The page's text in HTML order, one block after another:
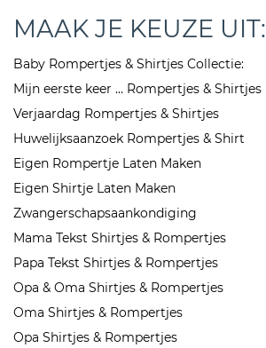
MAAK JE KEUZE UIT:
Baby Rompertjes & Shirtjes Collectie:
Mijn eerste keer ... Rompertjes & Shirtjes
Verjaardag Rompertjes & Shirtjes
Huwelijksaanzoek Rompertjes & Shirt
Eigen Rompertje Laten Maken
Eigen Shirtje Laten Maken
Zwangerschapsaankondiging
Mama Tekst Shirtjes & Rompertjes
Papa Tekst Shirtjes & Rompertjes
Opa & Oma Shirtjes & Rompertjes
Oma Shirtjes & Rompertjes
Opa Shirtjes & Rompertjes